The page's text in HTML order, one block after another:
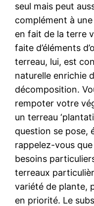
seul mais peut
complément à
en fait de la terre
faite d’éléments
terreau, lui, est
naturelle enrichie
décomposition.
rempoter votre
un terreau
question se pose,
rappelez-vous
besoins
terreaux
variété de plante,
en priorité. Le